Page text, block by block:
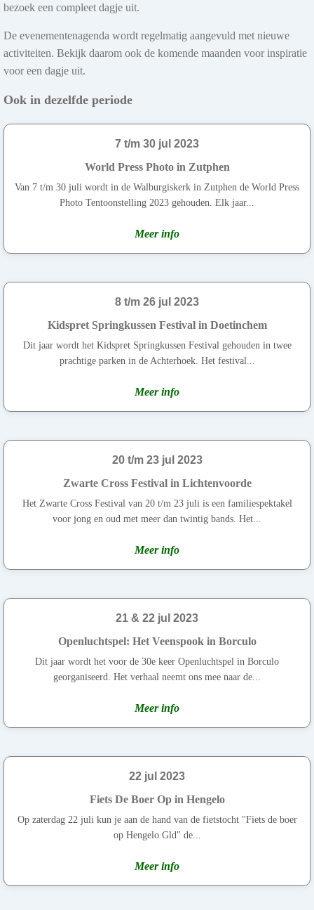
bezoek een compleet dagje uit.
De evenementenagenda wordt regelmatig aangevuld met nieuwe
activiteiten. Bekijk daarom ook de komende maanden voor inspiratie
voor een dagje uit.
Ook in dezelfde periode
7 t/m 30 jul 2023
World Press Photo in Zutphen
Van 7 t/m 30 juli wordt in de Walburgiskerk in Zutphen de World Press
Photo Tentoonstelling 2023 gehouden. Elk jaar...
Meer info
8 t/m 26 jul 2023
Kidspret Springkussen Festival in Doetinchem
Dit jaar wordt het Kidspret Springkussen Festival gehouden in twee
prachtige parken in de Achterhoek. Het festival...
Meer info
20 t/m 23 jul 2023
Zwarte Cross Festival in Lichtenvoorde
Het Zwarte Cross Festival van 20 t/m 23 juli is een familiespektakel
voor jong en oud met meer dan twintig bands. Het...
Meer info
21 & 22 jul 2023
Openluchtspel: Het Veenspook in Borculo
Dit jaar wordt het voor de 30e keer Openluchtspel in Borculo
georganiseerd. Het verhaal neemt ons mee naar de...
Meer info
22 jul 2023
Fiets De Boer Op in Hengelo
Op zaterdag 22 juli kun je aan de hand van de fietstocht "Fiets de boer
op Hengelo Gld" de...
Meer info